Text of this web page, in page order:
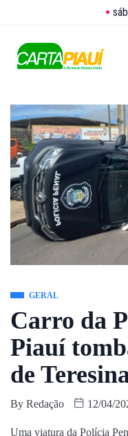
GERAL
Carro da
Piauí
de
By Redação 12/04/
Uma viatura da Polícia